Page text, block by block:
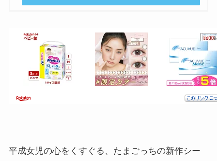
平成女児の心をくすぐる、たまごっちの新作シー